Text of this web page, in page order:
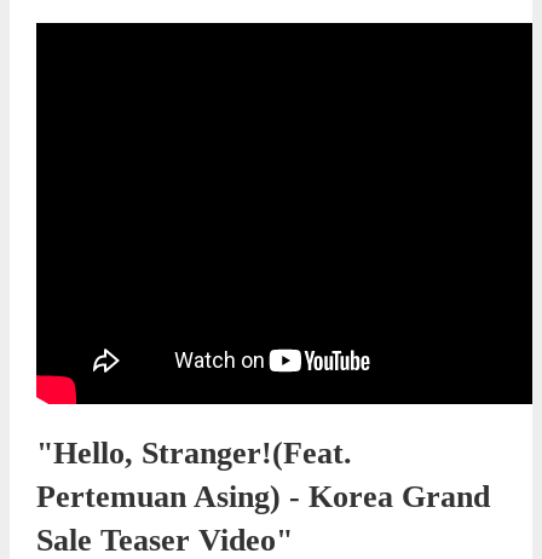
"Hello, Stranger!(Feat.
Pertemuan Asing) - Korea Grand
Sale Teaser Video"